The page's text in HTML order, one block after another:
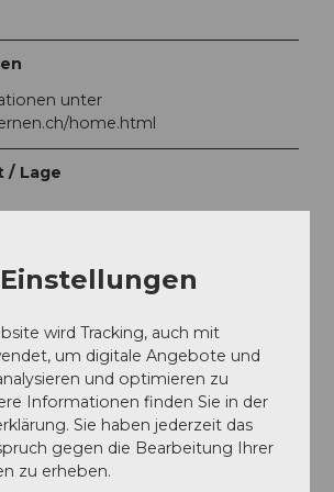
unter
home.html
/ Lage
Einrichtung
wird Tracking, auch mit
um digitale Angebote und
und optimieren zu
Informationen finden Sie in der
Sie haben jederzeit das
gegen die Bearbeitung Ihrer
zu erheben.